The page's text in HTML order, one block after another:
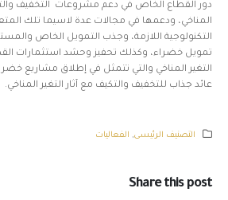
دور القطاع الخاص في دعم مشروعات التخفيف
المناخي، ودعمها في مجالات عدة لاسيما تلك
التكنولوجية اللازمة، وجذب التمويل الخاص
تمويل خضراء، وكذلك تحفيز وحشد استثمارات
التغير المناخي والتي تتمثل في إطلاق مشاريع
عائد جذاب للتخفيف والتكيف مع آثار التغير المناخي.
التصنيف الرئيسى, الفعاليات
Share this post